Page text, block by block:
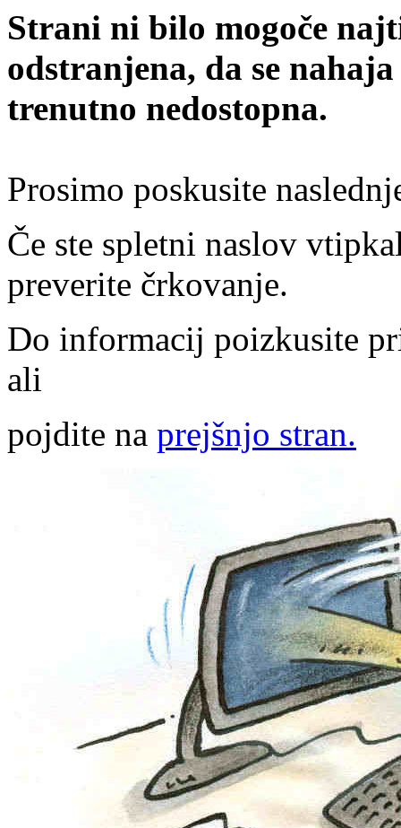
Strani ni bilo mogoče
odstranjena, da se
trenutno nedostopna.
Prosimo poskusite
Če ste spletni naslov
preverite črkovanje.
Do informacij poizkusite
ali
pojdite na prejšnjo stran.